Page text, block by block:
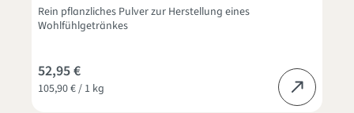
Rein pflanzliches Pulver zur Herstellung eines
Wohlfühlgetränkes
105,90 € / 1 kg
52,95 €